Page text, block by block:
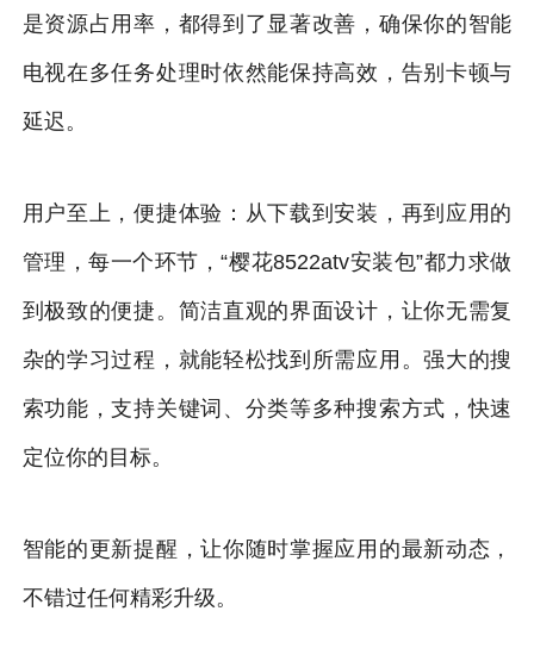
是资源占用率，都得到了显著改善，确保你的智能
电视在多任务处理时依然能保持高效，告别卡顿与
延迟。
用户至上，便捷体验：从下载到安装，再到应用的
管理，每一个环节，“樱花8522atv安装包”都力求做
到极致的便捷。简洁直观的界面设计，让你无需复
杂的学习过程，就能轻松找到所需应用。强大的搜
索功能，支持关键词、分类等多种搜索方式，快速
定位你的目标。
智能的更新提醒，让你随时掌握应用的最新动态，
不错过任何精彩升级。